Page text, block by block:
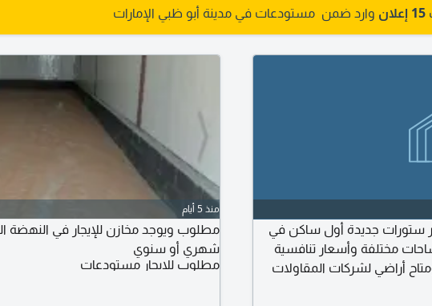
15 إعلان وارد ضمن مستودعات في مدينة أبو ظبي الإمارات
ستورات جديدة أول ساكن في
مختلفة وأسعار تنافسية
أراضي لشركات المقاولات
منذ 5 أيام
مطلوب ويوجد مخازن للإيجار في النهضة
شهري أو سنوي
مطلوب للايجار مستودعات